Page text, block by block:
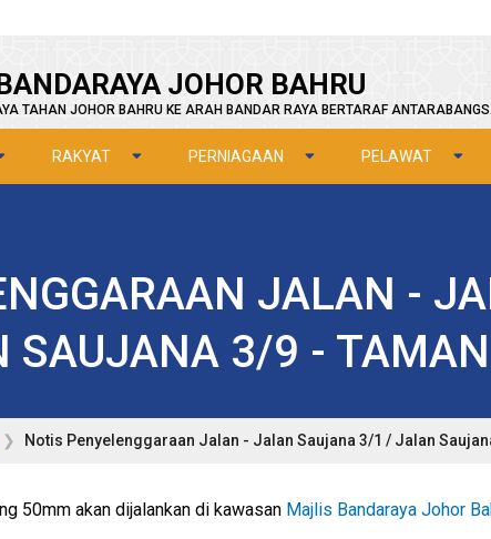
JOHOR BAHRU
TAHAN JOHOR BAHRU KE ARAH BANDAR RAYA BERTARAF
RAKYAT PERNIAGAAN PELAWAT
JALAN -
SAUJANA 3/9 -
Notis Penyelenggaraan Jalan - Jalan Saujana 3/1 / Jalan
50mm akan dijalankan di kawasan Majlis Bandaraya Johor